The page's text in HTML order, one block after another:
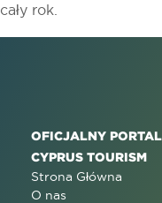
cały rok.
OFICJALNY PORTAL
CYPRUS TOURISM
Strona Główna
O nas